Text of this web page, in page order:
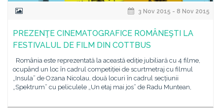
3 Nov 2015 - 8 Nov 2015
PREZENŢE CINEMATOGRAFICE ROMÂNEŞTI LA
FESTIVALUL DE FILM DIN COTTBUS
România este reprezentată la această ediție jubiliară cu 4 filme,
ocupând un loc în cadrul competiției de scurtmetraj cu filmul
„Insula” de Ozana Nicolau, două locuri în cadrul secțiunii
„Spektrum” cu peliculele „Un etaj mai jos” de Radu Muntean,